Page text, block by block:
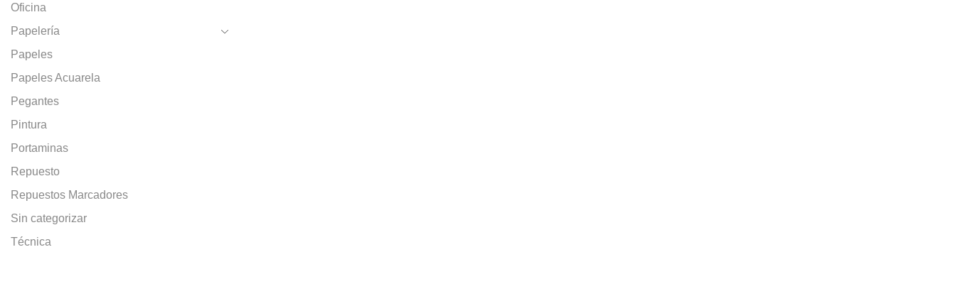
Oficina
Papelería
Papeles
Papeles Acuarela
Pegantes
Pintura
Portaminas
Repuesto
Repuestos Marcadores
Sin categorizar
Técnica